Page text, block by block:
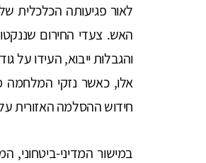
לאור פגיעותה
האש. צעדי החירום
והגבלות ייבוא, העידו על
אלו, כאשר נזקי המלחמה
חידוש ההסלמה האזורית
במישור המדיני-ביטחוני,